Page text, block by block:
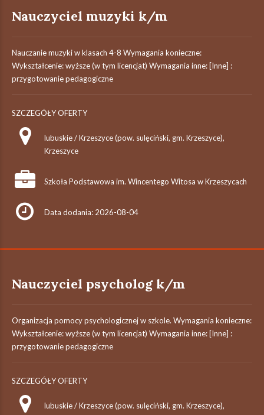
Nauczyciel muzyki k/m
Nauczanie muzyki w klasach 4-8 Wymagania konieczne:
Wykształcenie: wyższe (w tym licencjat) Wymagania inne: [Inne] :
przygotowanie pedagogiczne
SZCZEGÓŁY OFERTY
lubuskie / Krzeszyce (pow. sulęciński, gm. Krzeszyce),
Krzeszyce
Szkoła Podstawowa im. Wincentego Witosa w Krzeszycach
Data dodania: 2026-08-04
Nauczyciel psycholog k/m
Organizacja pomocy psychologicznej w szkole. Wymagania konieczne:
Wykształcenie: wyższe (w tym licencjat) Wymagania inne: [Inne] :
przygotowanie pedagogiczne
SZCZEGÓŁY OFERTY
lubuskie / Krzeszyce (pow. sulęciński, gm. Krzeszyce),